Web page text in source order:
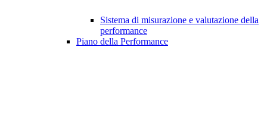
Sistema di misurazione e valutazione della
performance
Piano della Performance